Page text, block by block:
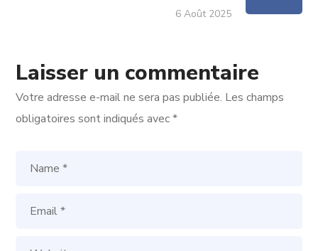
6 Août 2025
Laisser un commentaire
Votre adresse e-mail ne sera pas publiée. Les champs
obligatoires sont indiqués avec*